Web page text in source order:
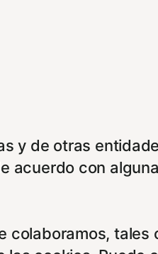
y de otras
acuerdo con
colaboramos,